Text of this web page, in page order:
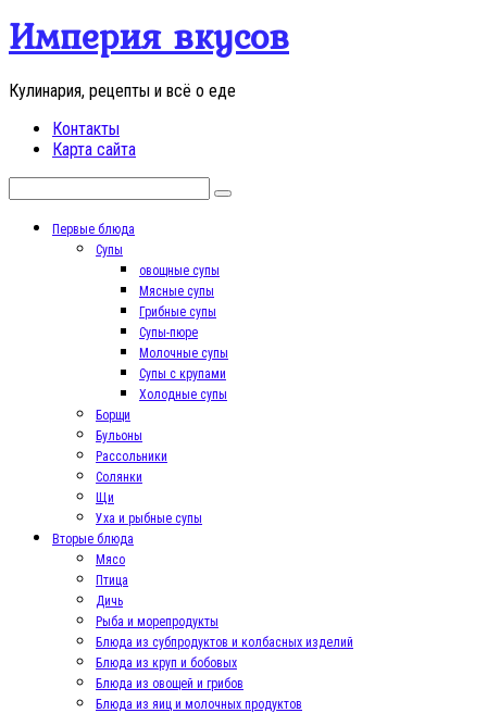
Перейти
контенту
Империя вкусов
Кулинария, рецепты и всё о еде
Контакты
Карта сайта
Первые блюда
Супы
овощные супы
Мясные супы
Грибные супы
Супы-пюре
Молочные супы
Супы с крупами
Холодные супы
Борщи
Бульоны
Рассольники
Солянки
Щи
Уха и рыбные супы
Вторые блюда
Мясо
Птица
Дичь
Рыба и морепродукты
Блюда из субпродуктов и колбасных изделий
Блюда из круп и бобовых
Блюда из овощей и грибов
Блюда из яиц и молочных продуктов